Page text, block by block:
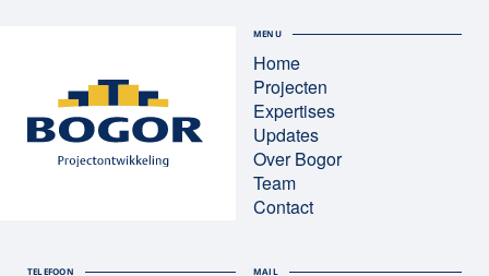
MENU
Home
Projecten
Expertises
Updates
Over Bogor
Team
Contact
TELEFOON MAIL